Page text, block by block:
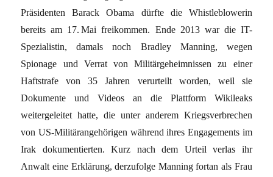
Präsidenten Barack Obama dürfte die Whistleblowerin
bereits am 17. Mai freikommen. Ende 2013 war die IT-
Spezialistin, damals noch Bradley Manning, wegen
Spionage und Verrat von Militärgeheimnissen zu einer
Haftstrafe von 35 Jahren verurteilt worden, weil sie
Dokumente und Videos an die Plattform Wikileaks
weitergeleitet hatte, die unter anderem Kriegsverbrechen
von US-Militärangehörigen während ihres Engagements im
Irak dokumentierten. Kurz nach dem Urteil verlas ihr
Anwalt eine Erklärung, derzufolge Manning fortan als Frau